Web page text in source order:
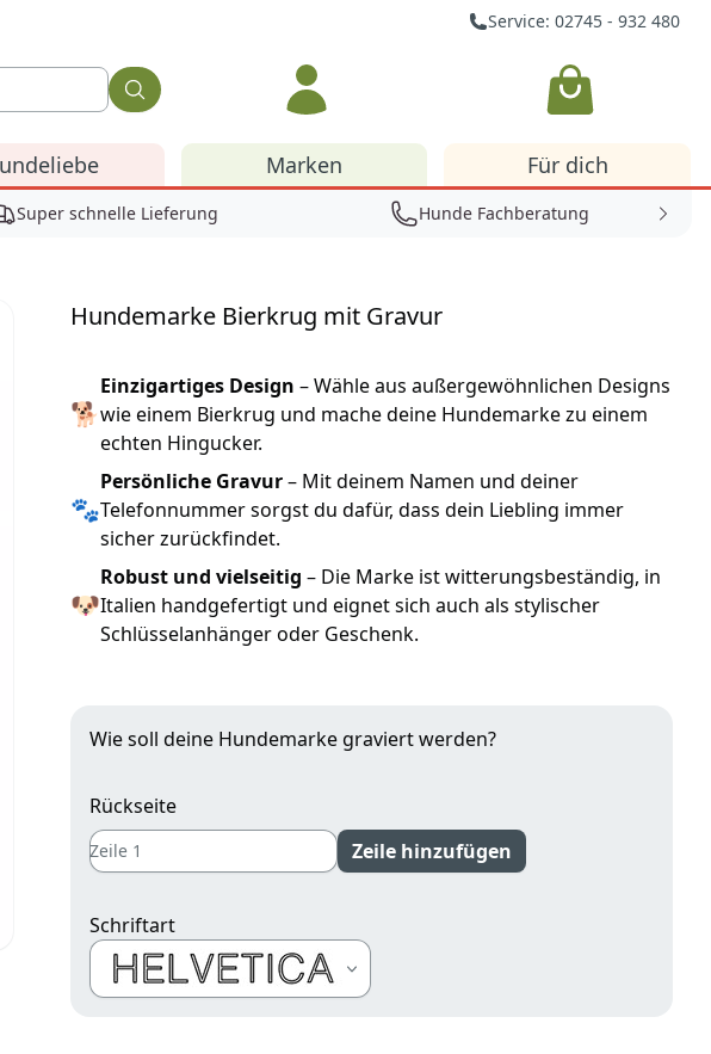
Service: 02745 - 932 480
Warenkorb
Marken Für dich
Super schnelle Lieferung Hunde Fachberatung
Hundemarke Bierkrug mit Gravur
🐕
Einzigartiges Design – Wähle aus außergewöhnlichen Designs
wie einem Bierkrug und mache deine Hundemarke zu einem
echten Hingucker.
🐾
Persönliche Gravur– Mit deinem Namen und deiner
Telefonnummer sorgst du dafür, dass dein Liebling immer
sicher zurückfindet.
🐶
Robust und vielseitig – Die Marke ist witterungsbeständig, in
Italien handgefertigt und eignet sich auch als stylischer
Schlüsselanhänger oder Geschenk.
Wie soll deine Hundemarke graviert werden?
Rückseite
Zeile hinzufügen
Schriftart
Schriftarten